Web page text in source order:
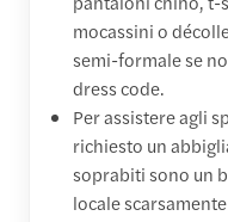
mocassini o
semi-formale se
dress code.
Per assistere agli
richiesto un
soprabiti sono un
locale